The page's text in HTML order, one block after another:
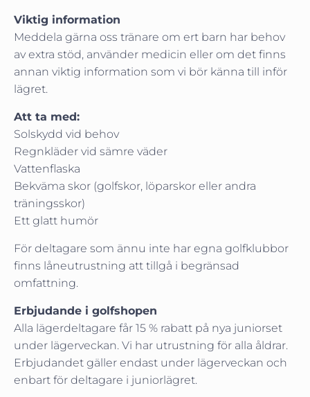
Viktig information
Meddela gärna oss tränare om ert barn har behov
av extra stöd, använder medicin eller om det finns
annan viktig information som vi bör känna till inför
lägret.
Att ta med:
Solskydd vid behov
Regnkläder vid sämre väder
Vattenflaska
Bekväma skor (golfskor, löparskor eller andra
träningsskor)
Ett glatt humör
För deltagare som ännu inte har egna golfklubbor
finns låneutrustning att tillgå i begränsad
omfattning.
Erbjudande i golfshopen
Alla lägerdeltagare får 15 % rabatt på nya juniorset
under lägerveckan. Vi har utrustning för alla åldrar.
Erbjudandet gäller endast under lägerveckan och
enbart för deltagare i juniorlägret.